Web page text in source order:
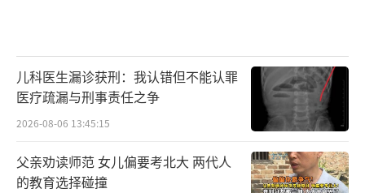
儿科医生漏诊获刑：我认错但不能认罪
医疗疏漏与刑事责任之争
2026-08-06 13:45:15
父亲劝读师范 女儿偏要考北大 两代人
的教育选择碰撞